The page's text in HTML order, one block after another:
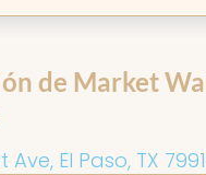
de Market
El Paso, TX